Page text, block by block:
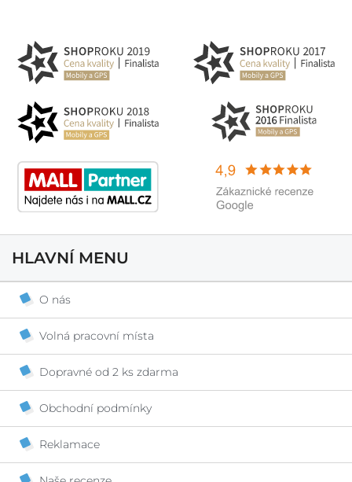
HLAVNÍ MENU
O nás
Volná pracovní místa
Dopravné od 2 ks zdarma
Obchodní podmínky
Reklamace